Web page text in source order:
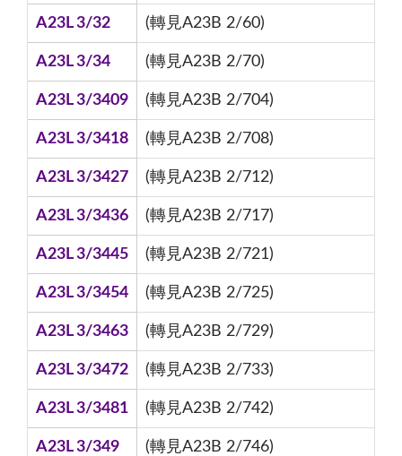
A23L 3/32 (轉見A23B 2/60)
A23L 3/34 (轉見A23B 2/70)
A23L 3/3409 (轉見A23B 2/704)
A23L 3/3418 (轉見A23B 2/708)
A23L 3/3427 (轉見A23B 2/712)
A23L 3/3436 (轉見A23B 2/717)
A23L 3/3445 (轉見A23B 2/721)
A23L 3/3454 (轉見A23B 2/725)
A23L 3/3463 (轉見A23B 2/729)
A23L 3/3472 (轉見A23B 2/733)
A23L 3/3481 (轉見A23B 2/742)
A23L 3/349 (轉見A23B 2/746)